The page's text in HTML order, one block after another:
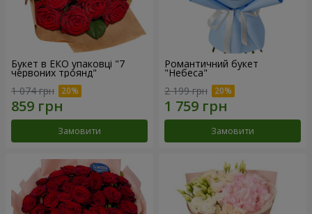
Букет в ЕКО упаковці "7
червоних троянд"
1 074 грн
Замовити
Романтичний букет
"Небеса"
2 199 грн
Замовити